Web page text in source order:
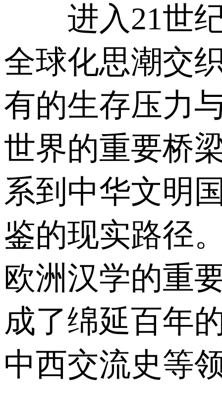
进入21世纪
全球化思潮交
有的生存压力
世界的重要桥
系到中华文明
鉴的现实路径
欧洲汉学的重
成了绵延百年
中西交流史等